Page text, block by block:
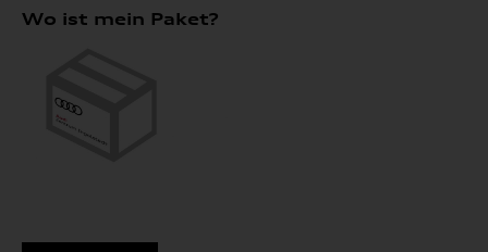
Wo ist mein Paket?